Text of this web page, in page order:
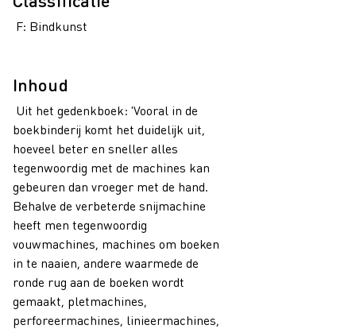
F: Bindkunst
Inhoud
Uit het gedenkboek: 'Vooral in de
boekbinderij komt het duidelijk uit,
hoeveel beter en sneller alles
tegenwoordig met de machines kan
gebeuren dan vroeger met de hand.
Behalve de verbeterde snijmachine
heeft men tegenwoordig
vouwmachines, machines om boeken
in te naaien, andere waarmede de
ronde rug aan de boeken wordt
gemaakt, pletmachines,
perforeermachines, linieermachines,